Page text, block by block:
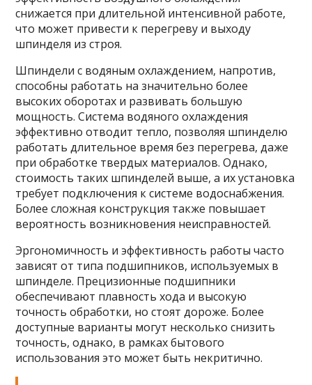
снижается при длительной интенсивной работе,
что может привести к перегреву и выходу
шпинделя из строя.
Шпиндели с водяным охлаждением, напротив,
способны работать на значительно более
высоких оборотах и развивать большую
мощность. Система водяного охлаждения
эффективно отводит тепло, позволяя шпинделю
работать длительное время без перегрева, даже
при обработке твердых материалов. Однако,
стоимость таких шпинделей выше, а их установка
требует подключения к системе водоснабжения.
Более сложная конструкция также повышает
вероятность возникновения неисправностей.
Эргономичность и эффективность работы часто
зависят от типа подшипников, используемых в
шпинделе. Прецизионные подшипники
обеспечивают плавность хода и высокую
точность обработки, но стоят дороже. Более
доступные варианты могут несколько снизить
точность, однако, в рамках бытового
использования это может быть некритично.